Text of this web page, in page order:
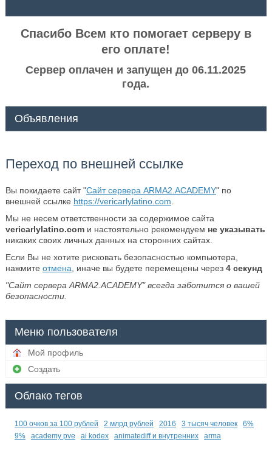
Спасибо Всем кто помогает серверу в
его оплате!
Сервер оплачен и запущен до 06.11.2025
года.
Объявления
Переход по внешней ссылке
Вы покидаете сайт "Сайт сервера ARMA2.ACADEMY" по
внешней ссылке https://vericarlylatino.com
Мы не несем ответственности за содержимое сайта
vericarlylatino.comи настоятельно рекомендуем не указывать
никаких своих личных данных на сторонних сайтах.
Если Вы не хотите рисковать безопасностью компьютера,
нажмите отмена , иначе вы будете перемещены через 4секунд
"Сайт сервера ARMA2.ACADEMY" всегда заботится о вашей
безопасности.
Меню пользователя
Мой профиль
Создать
Облако тегов
100 очков за 100 рублей 2 млрд рублей 2016 3 тысяч человек
6%
9%
academy pve ai kodex animatediff и внутренних arma